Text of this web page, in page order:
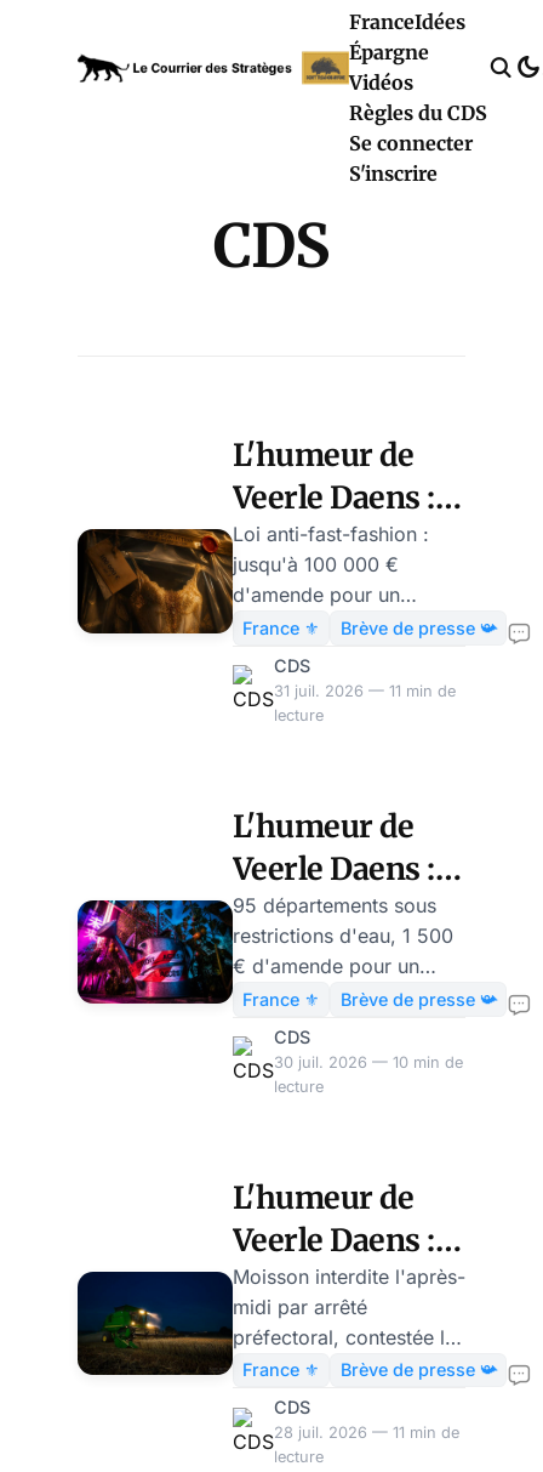
FranceIdées
Épargne
Vidéos
Règles du CDS
Se connecter
S'inscrire
CDS
L'humeur de
Veerle Daens :
100 000€
d'amende pour
une robe sur
Instagram
Loi anti-fast-fashion :
jusqu'à 100 000 €
d'amende pour un
influenceur qui montre
une robe, même prêtée.
Quand l'État tarife la
parole, pas la
France ⚜️
Brève de presse 📯
CDS
31 juil. 2026 — 11 min de
lecture
L'humeur de
Veerle Daens :
l'arrosoir sur
autorisation
préfectorale
95 départements sous
restrictions d'eau, 1 500
€ d'amende pour un
potager arrosé à la
mauvaise heure :
comment l'État qui n'a
rien construit administre
France ⚜️
Brève de presse 📯
CDS
30 juil. 2026 — 10 min de
lecture
L'humeur de
Veerle Daens :
interdit de
moissonner le
jour... et la nuit
Moisson interdite l'après-
midi par arrêté
préfectoral, contestée la
nuit pour cause de bruit :
anatomie d'un métier
dont chaque heure relève
d'une administration.
France ⚜️
Brève de presse 📯
CDS
28 juil. 2026 — 11 min de
lecture